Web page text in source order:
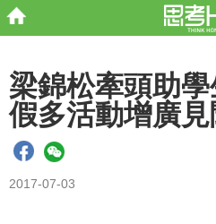
梁錦松牽頭助
假多活動增廣見
2017-07-03